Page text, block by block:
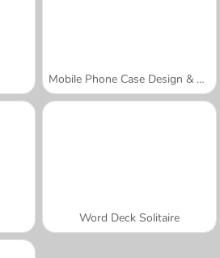
Mobile Phone Case Design & DIY
Word Deck Solitaire